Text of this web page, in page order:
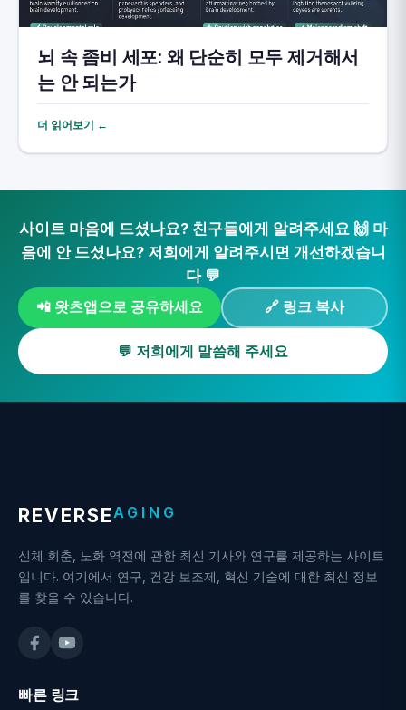
뇌 속 좀비 세포: 왜 단순히 모두 제거해서
는 안 되는가
더 읽어보기 ←
사이트 마음에 드셨나요? 친구들에게 알려주세요 🙌 마
음에 안 드셨나요? 저희에게 알려주시면 개선하겠습니
다 💬
📲 왓츠앱으로 공유하세요 🔗 링크 복사
💬 저희에게 말씀해 주세요
REVERSEAGING
신체 회춘, 노화 역전에 관한 최신 기사와 연구를 제공하는 사이트
입니다. 여기에서 연구, 건강 보조제, 혁신 기술에 대한 최신 정보
를 찾을 수 있습니다.
빠른 링크